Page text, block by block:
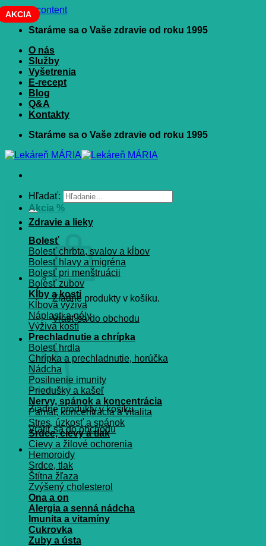
Skip to content
Staráme sa o Vaše zdravie od roku 1995
O nás
Služby
Vyšetrenia
E-recept
Blog
Q&A
Kontakty
Staráme sa o Vaše zdravie od roku 1995
Hľadať:
Žiadne produkty v košíku.
Vrátiť sa do obchodu
Košík
Žiadne produkty v košíku.
Vrátiť sa do obchodu
Akcia %
Zdravie a lieky
Bolesť
Bolesť chrbta, svalov a kĺbov
Bolesť hlavy a migréna
Bolesť pri menštruácii
Bolesť zubov
Kĺby a kosti
Kĺbová výživa
Náplasti a gély
Výživa kostí
Prechladnutie a chrípka
Bolesť hrdla
Chrípka a prechladnutie, horúčka
Nádcha
Posilnenie imunity
Priedušky a kašeľ
Nervy, spánok a koncentrácia
Pamät, koncentrácia a vitalita
Stres, úzkosť a spánok
Srdce, cievy a tlak
Cievy a žilové ochorenia
Hemoroidy
Srdce, tlak
Štítna žľaza
Zvýšený cholesterol
Ona a on
Alergia a senná nádcha
Imunita a vitamíny
Cukrovka
Zuby a ústa
AKCIA